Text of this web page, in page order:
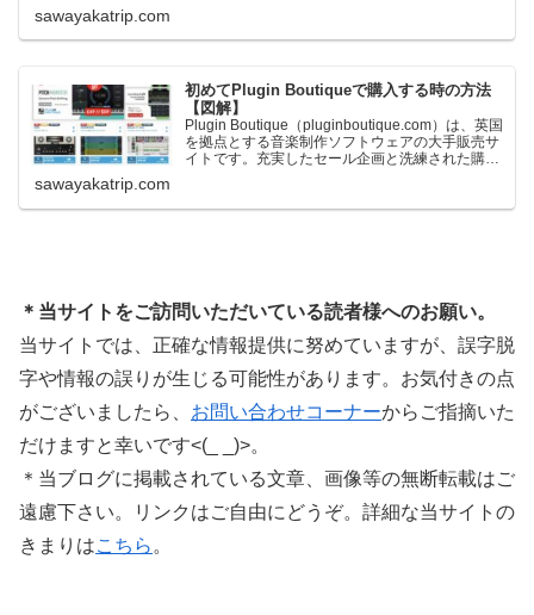
ます。＊無料配布終了予定日：日本時間：
sawayakatrip.com
初めてPlugin Boutiqueで購入する時の方法
【図解】
Plugin Boutique（pluginboutique.com）は、英国
を拠点とする音楽制作ソフトウェアの大手販売サ
イトです。充実したセール企画と洗練された購入
に知っておきたいこと価格表示に…
sawayakatrip.com
＊当サイトをご訪問いただいている読者様へのお願い。
当サイトでは、正確な情報提供に努めていますが、誤字脱
字や情報の誤りが生じる可能性があります。お気付きの点
がございましたら、 お問い合わせコーナーからご指摘いた
だけますと幸いです<(_ _)>。
＊当ブログに掲載されている文章、画像等の無断転載はご
遠慮下さい。リンクはご自由にどうぞ。詳細な当サイトの
きまりはこちら 。